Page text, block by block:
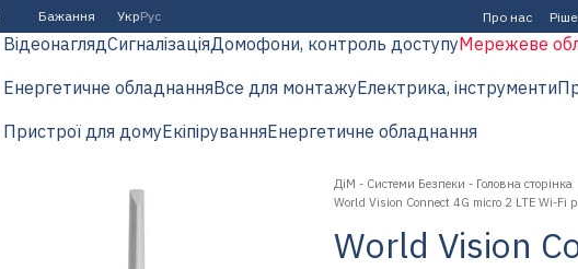
Бажання УкрРус Про нас
ВідеонаглядСигналізаціяДомофони, контроль доступуМережеве
Енергетичне обладнанняВсе для монтажуЕлектрика, інструменти
Пристрої для домуЕкіпіруванняЕнергетичне обладнання
ДіМ - Системи Безпеки - Головна сторінка
World Vision Connect 4G micro 2 LTE Wi-Fi
World Vision